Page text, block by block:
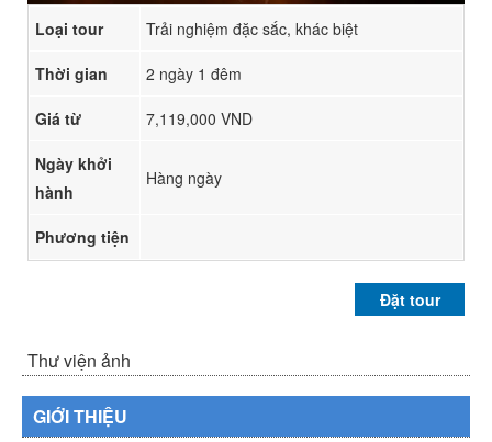
Loại tour Trải nghiệm đặc sắc, khác biệt
Thời gian 2 ngày 1 đêm
Giá từ 7,119,000 VND
Ngày khởi
hành
Hàng ngày
Phương tiện
Đặt tour
Thư viện ảnh
GIỚI THIỆU